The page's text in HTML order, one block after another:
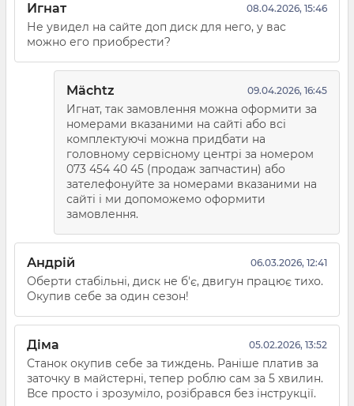
Игнат 08.04.2026, 15:46
Не увидел на сайте доп диск для него, у вас
можно его приобрести?
Mächtz 09.04.2026, 16:45
Игнат, так замовлення можна оформити за
номерами вказаними на сайті або всі
комплектуючі можна придбати на
головному сервісному центрі за номером
073 454 40 45 (продаж запчастин) або
зателефонуйте за номерами вказаними на
сайті і ми допоможемо оформити
замовлення.
Андрій 06.03.2026, 12:41
Оберти стабільні, диск не б'є, двигун працює тихо.
Окупив себе за один сезон!
Діма 05.02.2026, 13:52
Станок окупив себе за тиждень. Раніше платив за
заточку в майстерні, тепер роблю сам за 5 хвилин.
Все просто і зрозуміло, розібрався без інструкції.